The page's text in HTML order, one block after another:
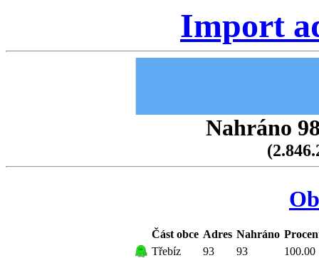
Import
Nahráno
Část obce Adres Nahráno
Třebíz
93 93 100.00